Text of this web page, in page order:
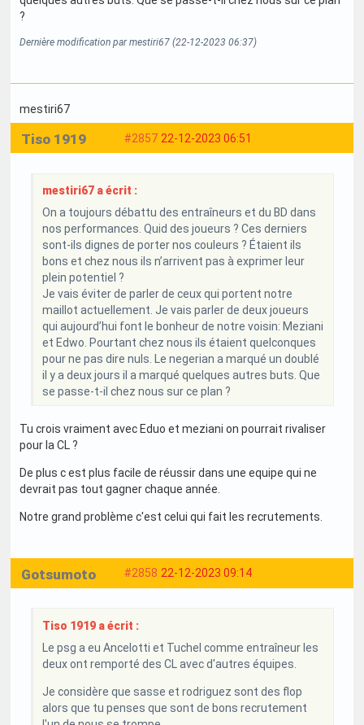
?
Dernière modification par mestiri67 (22-12-2023 06:37)
mestiri67
#2857 22-12-2023 06:51
Tiso 1919
mestiri67 a écrit :
On a toujours débattu des entraîneurs et du BD dans
nos performances. Quid des joueurs ? Ces derniers
sont-ils dignes de porter nos couleurs ? Étaient ils
bons et chez nous ils n’arrivent pas à exprimer leur
plein potentiel ?
Je vais éviter de parler de ceux qui portent notre
maillot actuellement. Je vais parler de deux joueurs
qui aujourd’hui font le bonheur de notre voisin: Meziani
et Edwo. Pourtant chez nous ils étaient quelconques
pour ne pas dire nuls. Le negerian a marqué un doublé
il y a deux jours il a marqué quelques autres buts. Que
se passe-t-il chez nous sur ce plan ?
Tu crois vraiment avec Eduo et meziani on pourrait rivaliser
pour la CL ?
De plus c est plus facile de réussir dans une equipe qui ne
devrait pas tout gagner chaque année.
Notre grand problème c'est celui qui fait les recrutements.
#2858 22-12-2023 09:14
Gotsumoto
Tiso 1919 a écrit :
Le psg a eu Ancelotti et Tuchel comme entraîneur les
deux ont remporté des CL avec d'autres équipes.
Je considère que sasse et rodriguez sont des flop
alors que tu penses que sont de bons recrutement